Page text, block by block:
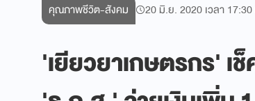
คุณภาพชีวิต-สังคม 20 มิ.ย. 2020 เวลา
'เยียวยาเกษตรกร'